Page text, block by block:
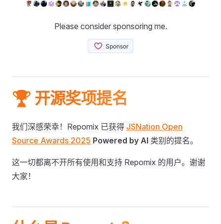
Please consider sponsoring me.
🏆 开源奖项提名
我们深感荣幸！Repomix 已获得 JSNation Open
Source Awards 2025 Powered by AI 类别的提名。
这一切都离不开所有使用和支持 Repomix 的用户。谢谢
大家！